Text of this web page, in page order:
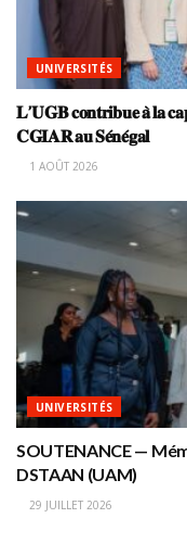
UNIVERSITÉS
𝐋’𝐔𝐆𝐁 𝐜𝐨𝐧𝐭𝐫𝐢𝐛𝐮𝐞 𝐚̀ 𝐥𝐚
𝐂𝐆𝐈𝐀𝐑 𝐚𝐮 𝐒𝐞́𝐧𝐞́𝐠𝐚𝐥
1 AOÛT 2026
UNIVERSITÉS
SOUTENANCE —
DSTAAN (UAM)
29 JUILLET 2026